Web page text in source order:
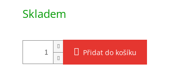
cena:
Skladem
Přidat do košíku